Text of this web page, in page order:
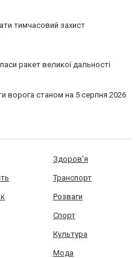
тимчасовий захист
ракет великої дальності
ворога станом на 5 серпня 2026
Здоров'я
Транспорт
Розваги
Спорт
Культура
Мода